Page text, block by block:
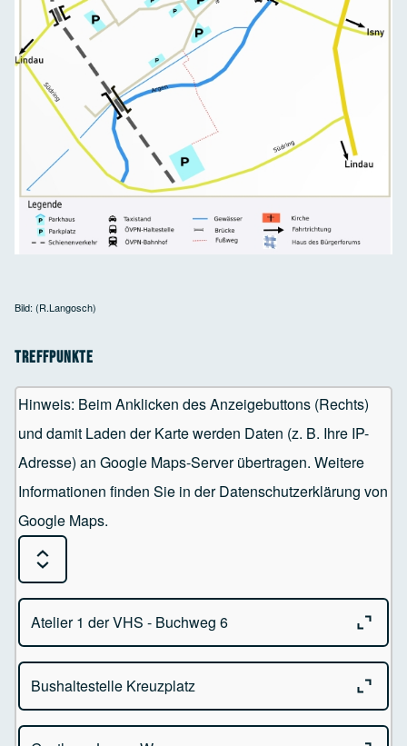
Bild: (R.Langosch)
Treffpunkte
Hinweis: Beim Anklicken des Anzeigebuttons (Rechts)
und damit Laden der Karte werden Daten (z. B. Ihre IP-
Adresse) an Google Maps-Server übertragen. Weitere
Informationen finden Sie in der Datenschutzerklärung von
Google Maps.
Expand or Collapse all sections
Atelier 1 der VHS - Buchweg 6 Close
Atelier 1 der VHS
Bushaltestelle Kreuzplatz Close